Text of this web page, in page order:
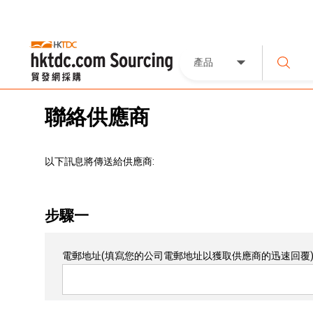
產品
聯絡供應商
以下訊息將傳送給供應商:
步驟一
電郵地址(填寫您的公司電郵地址以獲取供應商的迅速回覆)